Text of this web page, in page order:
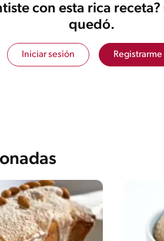
con esta rica
quedó.
Iniciar sesión Registrarme